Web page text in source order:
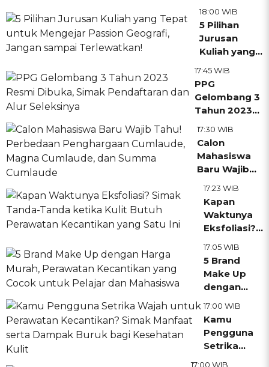
Ini Peluang
Kerjanya
Bagus
18:00 WIB
5 Pilihan
Jurusan
Kuliah yang
Passion
Geografi,
Jangan
sampai
Terlewatkan!
17:45 WIB
PPG
Gelombang 3
Tahun 2023
Dibuka,
Simak
Pendaftaran
dan Alur
Seleksinya
17:30 WIB
Calon
Mahasiswa
Baru Wajib
Penghargaan
Cumlaude,
Magna
Cumlaude,
dan Summa
Cumlaude
17:23 WIB
Kapan
Waktunya
Eksfoliasi?
Tanda-
Tanda
ketika Kulit
Butuh
Perawatan
Kecantikan
yang Satu
Ini
17:05 WIB
5 Brand
Make Up
dengan
Perawatan
Kecantikan
yang Cocok
17:00 WIB
Kamu
Pengguna
Setrika
17:00 WIB